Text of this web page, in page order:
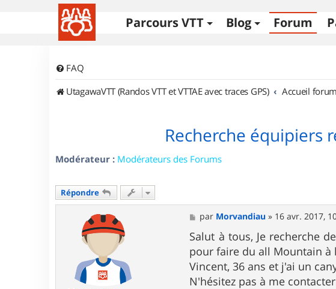
Parcours VTT Blog Forum
FAQ
UtagawaVTT (Randos VTT et VTTAE avec traces GPS)
Accueil forum
Recherche équipiers
Modérateur : Modérateurs des Forums
Répondre
M
e
s
s
a
g
e
par Morvandiau » 16 avr. 2017,
Salut à tous, Je recherche
pour faire du all Mountain
Vincent, 36 ans et j'ai un
N'hésitez pas à me